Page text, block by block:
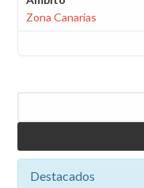
Zona Canarias
Destacados